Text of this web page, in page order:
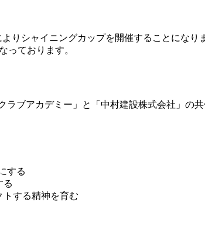
りシャイニングカップを開催することになり
っております。
ブアカデミー」と「中村建設株式会社」の
する
る
する精神を育む